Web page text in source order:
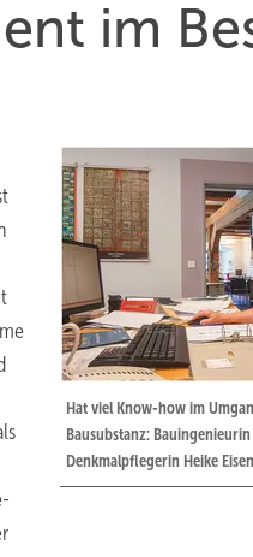
im
Hat viel Know-how im
Bausubstanz:
Denkmalpflegerin Heike